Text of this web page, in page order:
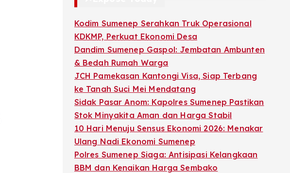
Kodim Sumenep Serahkan Truk Operasional
KDKMP, Perkuat Ekonomi Desa
Dandim Sumenep Gaspol: Jembatan Ambunten
& Bedah Rumah Warga
JCH Pamekasan Kantongi Visa, Siap Terbang
ke Tanah Suci Mei Mendatang
Sidak Pasar Anom: Kapolres Sumenep Pastikan
Stok Minyakita Aman dan Harga Stabil
10 Hari Menuju Sensus Ekonomi 2026: Menakar
Ulang Nadi Ekonomi Sumenep
Polres Sumenep Siaga: Antisipasi Kelangkaan
BBM dan Kenaikan Harga Sembako